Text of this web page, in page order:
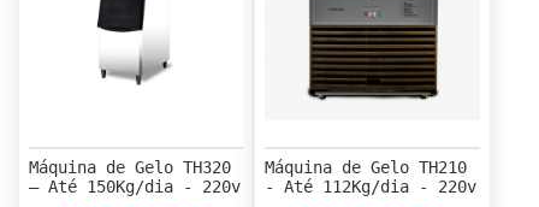
Máquina de Gelo TH320
– Até 150Kg/dia - 220v
Máquina de Gelo TH210
- Até 112Kg/dia - 220v